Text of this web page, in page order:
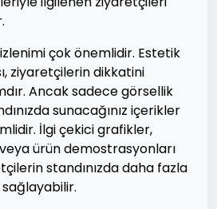
izlenimi çok önemlidir. Estetik
ziyaretçilerin dikkatini
Ancak sadece görsellik
sunacağınız içerikler
İlgi çekici grafikler,
ürün demostrasyonları
standınızda daha fazla